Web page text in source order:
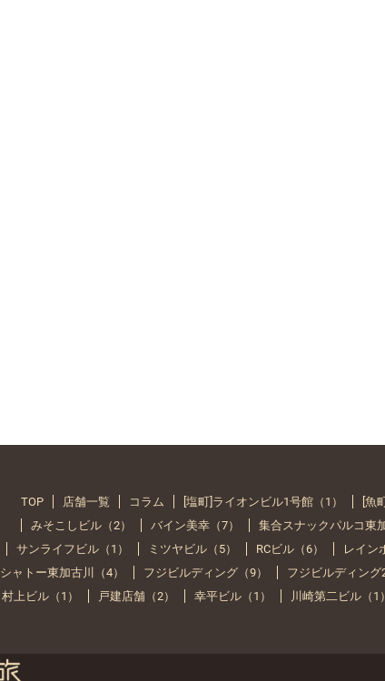
TOP 店舗一覧 コラム [塩町]ライオンビル1号館（1） [魚
みそこしビル（2）
バイン美幸（7） 集合スナックパルコ東
サンライフビル（1）
ミツヤビル（5） RCビル（6） レイン
シャトー東加古川（4）
フジビルディング（9） フジビルディング
村上ビル（1）
戸建店舗（2） 幸平ビル（1） 川崎第二ビル（1）